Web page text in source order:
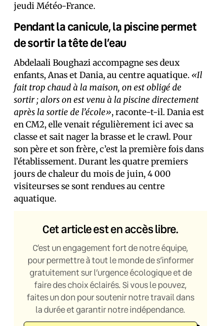
jeudi Météo-France.
Pendant la canicule, la piscine permet
de sortir la tête de l’eau
Abdelaali Boughazi accompagne ses deux
enfants, Anas et Dania, au centre aquatique. «Il
fait trop chaud à la maison, on est obligé de
sortir ; alors on est venu à la piscine directement
après la sortie de l’école», raconte-t-il. Dania est
en CM2, elle venait régulièrement ici avec sa
classe et sait nager la brasse et le crawl. Pour
son père et son frère, c’est la première fois dans
l’établissement. Durant les quatre premiers
jours de chaleur du mois de juin, 4 000
visiteur·ses se sont rendu·es au centre
aquatique.
Cet article est en accès libre.
C’est un engagement fort de notre équipe,
pour permettre à tout le monde de s’informer
gratuitement sur l’urgence écologique et de
faire des choix éclairés. Si vous le pouvez,
faites un don pour soutenir notre travail dans
la durée et garantir notre indépendance.